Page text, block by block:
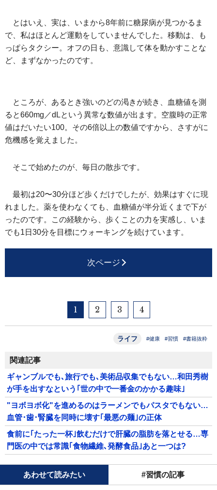
とはいえ、実は、いまから8年前に糖尿病が見つかるま
で、私はほとんど運動をしていませんでした。移動は、も
っぱらタクシー。オフの日も、意識して体を動かすことな
ど、まずなかったのです。
ところが、あるとき強いのどの渇きが続き、血糖値を測
ると660mg／dLという異常な数値が出ます。空腹時の正常
値はだいたい100。その6倍以上の数値ですから、さすがに
危機感を覚えました。
そこで始めたのが、毎日の散歩です。
最初は20〜30分ほど歩くだけでしたが、効果はすぐに現
れました。薬を使わなくても、血糖値が半分近くまで下が
ったのです。この経験から、歩くことの力を実感し、いま
でも1日30分を目標にウォーキングを続けています。
次ページ
1 2 3 4
ライフ #健康 #習慣 #書籍抜粋
関連記事
ギャンブルでも､旅行でも､美術品収集でもない…和田秀樹
が手を出すなという｢世の中で一番金のかかる趣味｣
"ヨボヨボ化"を進めるのはラーメンでもパスタでもない…
血管･歯･腎臓を同時に壊す｢最悪の麺｣の正体
食前に｢たった一杯｣飲むだけで肝臓の脂肪を落とせる…専
門医の中では常識｢食物繊維､発酵食品｣あと一つは?
あわせて読みたい #習慣の記事